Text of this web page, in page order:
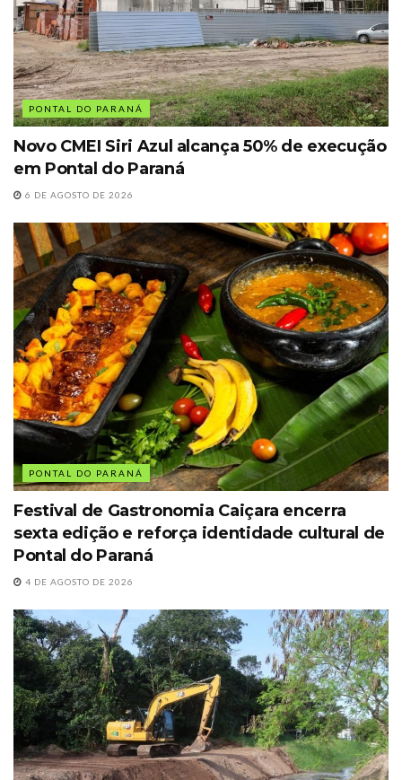
PONTAL DO PARANÁ
Novo CMEI Siri Azul alcança 50% de execução
em Pontal do Paraná
6 DE AGOSTO DE 2026
PONTAL DO PARANÁ
Festival de Gastronomia Caiçara encerra
sexta edição e reforça identidade cultural de
Pontal do Paraná
4 DE AGOSTO DE 2026